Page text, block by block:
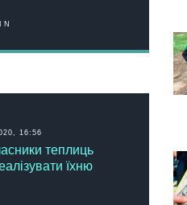
16:56
теплиць
їхню